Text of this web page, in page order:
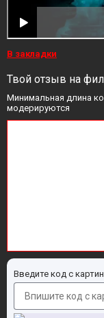
В закладки
Твой отзыв на
Минимальная длина
модерируются
Введите код с